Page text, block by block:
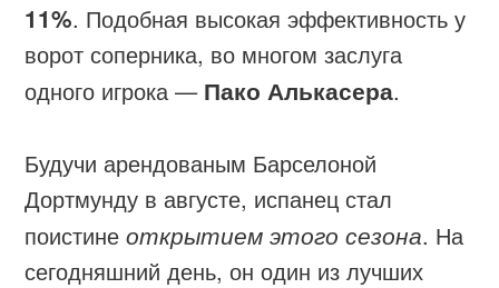
11%. Подобная высокая эффективность у
ворот соперника, во многом заслуга
одного игрока — Пако Алькасера.
Будучи арендованым Барселоной
Дортмунду в августе, испанец стал
поистинеоткрытием этого сезона. На
сегодняшний день, он один из лучших